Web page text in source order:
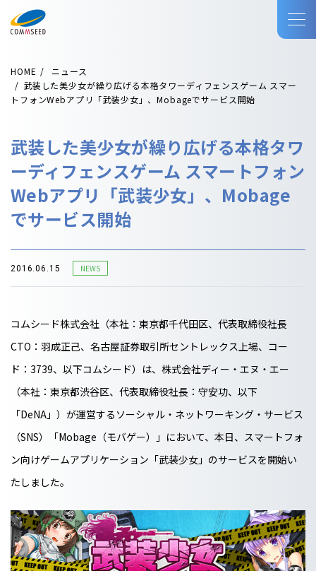
HOME
ニュース
武装した美少女が繰り広げる本格タワーディフェンスゲーム スマー
トフォンWebアプリ「武装少女」、Mobageでサービス開始
武装した美少女が繰り広げる本格タワ
ーディフェンスゲーム スマートフォン
Webアプリ「武装少女」、Mobage
でサービス開始
2016.06.15 NEWS
コムシード株式会社（本社：東京都千代田区、代表取締役社長
CTO：羽成正己、名古屋証券取引所セントレックス上場、コー
ド：3739、以下コムシード）は、株式会社ディー・エヌ・エー
（本社：東京都渋谷区、代表取締役社長：守安功、以下
「DeNA」）が運営するソーシャル・ネットワーキング・サービス
（SNS）「Mobage（モバゲー）」において、本日、スマートフォ
ン向けゲームアプリケーション「武装少女」のサービスを開始い
たしました。